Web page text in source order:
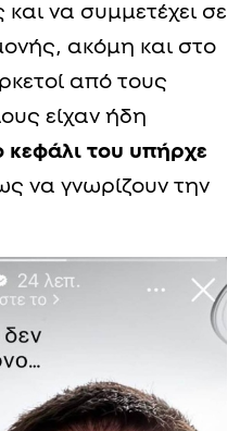
και να συμμετέχει σε
ακόμη και στο
από τους
είχαν ήδη
κεφάλι του υπήρχε
να γνωρίζουν την